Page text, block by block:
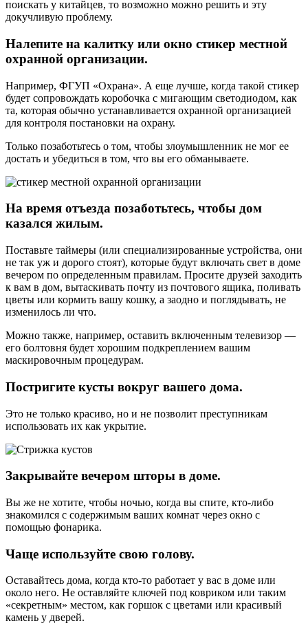
поискать у китайцев, то возможно можно решить и эту
докучливую проблему.
Налепите на калитку или окно стикер местной
охранной организации.
Например, ФГУП «Охрана». А еще лучше, когда такой стикер
будет сопровождать коробочка с мигающим светодиодом, как
та, которая обычно устанавливается охранной организацией
для контроля постановки на охрану.
Только позаботьтесь о том, чтобы злоумышленник не мог ее
достать и убедиться в том, что вы его обманываете.
На время отъезда позаботьтесь, чтобы дом
казался жилым.
Поставьте таймеры (или специализированные устройства, они
не так уж и дорого стоят), которые будут включать свет в доме
вечером по определенным правилам. Просите друзей заходить
к вам в дом, вытаскивать почту из почтового ящика, поливать
цветы или кормить вашу кошку, а заодно и поглядывать, не
изменилось ли что.
Можно также, например, оставить включенным телевизор —
его болтовня будет хорошим подкреплением вашим
маскировочным процедурам.
Постригите кусты вокруг вашего дома.
Это не только красиво, но и не позволит преступникам
использовать их как укрытие.
Закрывайте вечером шторы в доме.
Вы же не хотите, чтобы ночью, когда вы спите, кто-либо
знакомился с содержимым ваших комнат через окно с
помощью фонарика.
Чаще используйте свою голову.
Оставайтесь дома, когда кто-то работает у вас в доме или
около него. Не оставляйте ключей под ковриком или таким
«секретным» местом, как горшок с цветами или красивый
камень у дверей.